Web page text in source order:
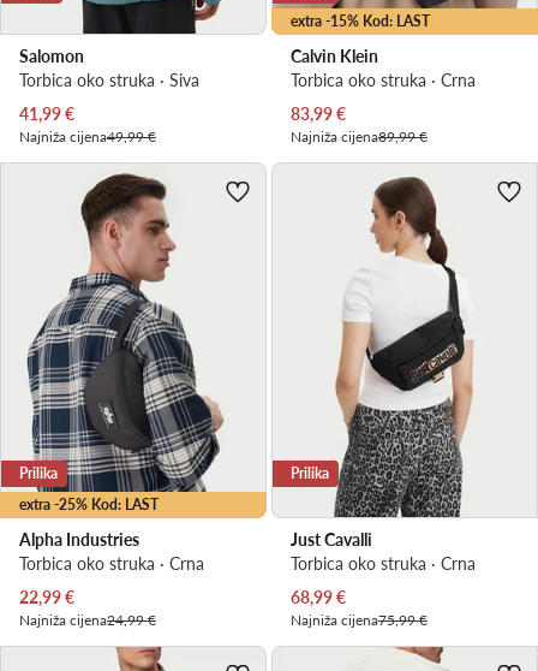
Salomon
Torbica oko struka · Siva
Trenutna cijena
41,99€
Najniža cijena49,99 €
extra -15% Kod: LAST
Calvin Klein
Torbica oko struka · Crna
Trenutna cijena
83,99€
Najniža cijena89,99 €
extra -25% Kod: LAST
Prilika
Alpha Industries
Torbica oko struka · Crna
Trenutna cijena
22,99€
Najniža cijena24,99 €
Prilika
Just Cavalli
Torbica oko struka · Crna
Trenutna cijena
68,99€
Najniža cijena75,99 €